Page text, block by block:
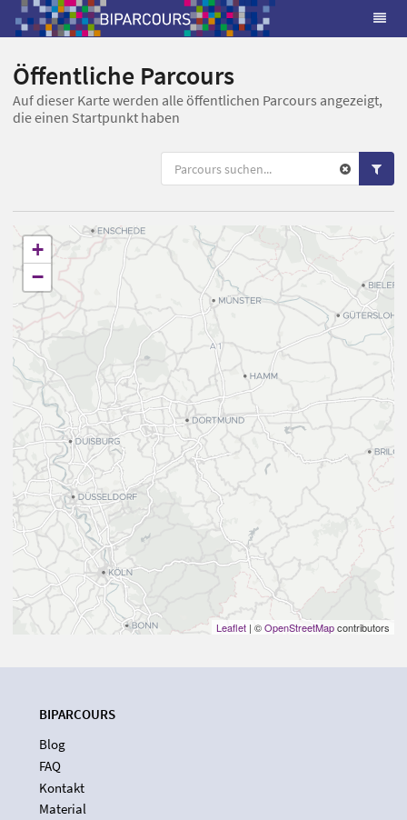
Öffentliche Parcours
Auf dieser Karte werden alle öffentlichen Parcours angezeigt,
die einen Startpunkt haben
+
−
Leaflet | ©OpenStreetMapcontributors
BIPARCOURS
Blog
FAQ
Kontakt
Material